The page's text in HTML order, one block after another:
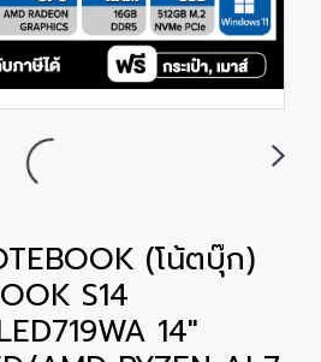
(โน้ตบุ๊ก)
S14
14"